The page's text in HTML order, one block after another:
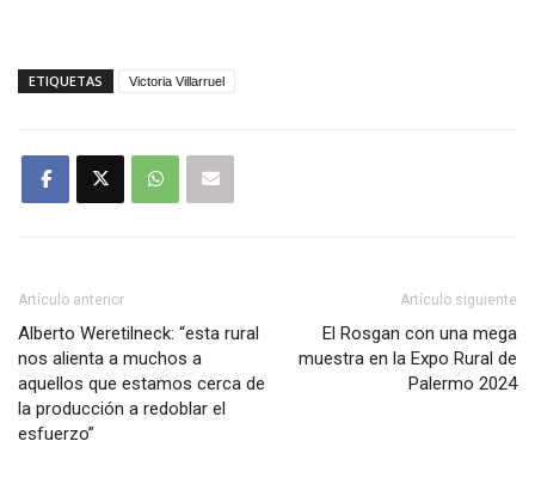
ETIQUETAS Victoria Villarruel
Artículo anterior
Alberto Weretilneck: “esta rural
nos alienta a muchos a
aquellos que estamos cerca de
la producción a redoblar el
esfuerzo”
Artículo siguiente
El Rosgan con una mega
muestra en la Expo Rural de
Palermo 2024